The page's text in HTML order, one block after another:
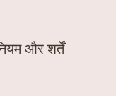
और शर्तें